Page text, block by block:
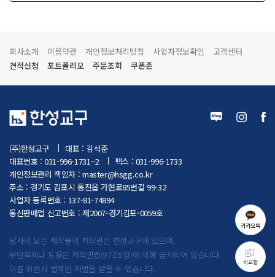
카카오톡
비교함
회사소개 이용약관 개인정보처리방침 사업자정보확인
고객센터
견적신청
포트폴리오 주문조회 쿠폰존
(주)한성교구
대표 : 김석준
대표번호 : 031-996-1731~2
팩스 : 031-996-1733
개인정보관리 책임자 : master@hsgg.co.kr
주소 : 경기도 김포시 통진읍 가현로85번길 99-32
사업자 등록번호 : 137-81-74894
통신판매업 신고번호 : 제2007-경기김포-0059호
당사의 모든 제작물의 저작권은 한성교구에 있으며,
무단복제나 도용은 저작권법(97조5항)에 의해 금지되어 있습니다.
이를 위반시 법적인 처벌을 받을 수 있습니다.